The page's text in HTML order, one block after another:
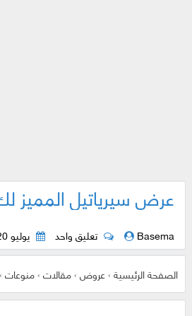
عرض سيرياتيل المميز
Basema تعليق واحد يوليو 20, 2020
الصفحة الرئيسية›عروض›مقالات›منوعات›